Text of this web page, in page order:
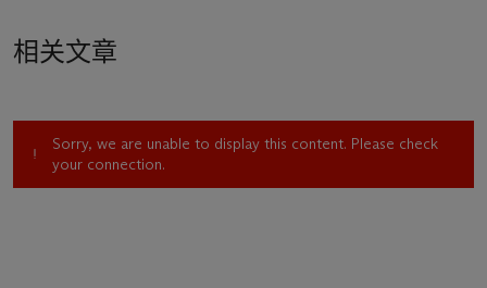
相关文章
Sorry, we are unable to display this content. Please check
your connection.